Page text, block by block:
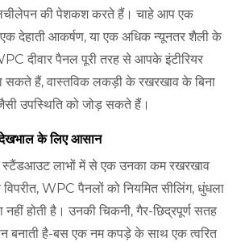
की पेशकश करते हैं। चाहे आप एक
देहाती आकर्षण, या एक अधिक न्यूनतर शैली के
दीवार पैनल पूरी तरह से आपके इंटीरियर
सकते हैं, वास्तविक लकड़ी के रखरखाव के बिना
उपस्थिति को जोड़ सकते हैं।
के लिए आसान
स्टैंडआउट लाभों में से एक उनका कम रखरखाव
WPC पैनलों को नियमित सीलिंग, धुंधला
होती है। उनकी चिकनी, गैर-छिद्रपूर्ण सतह
बनाती है-बस एक नम कपड़े के साथ एक त्वरित